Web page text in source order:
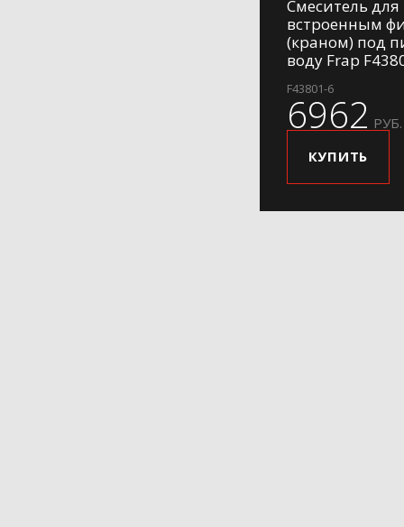
Смеситель для
встроенным
(краном) под
воду Frap
F43801-6
6962 РУБ.
КУПИТЬ